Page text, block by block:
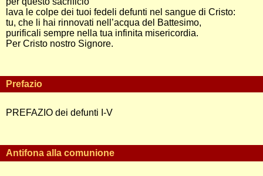
lava le colpe dei tuoi fedeli defunti nel sangue di Cristo:
tu, che li hai rinnovati nell’acqua del Battesimo,
purificali sempre nella tua infinita misericordia.
Per Cristo nostro Signore.
Prefazio
PREFAZIO dei defunti I-V
Antifona alla comunione